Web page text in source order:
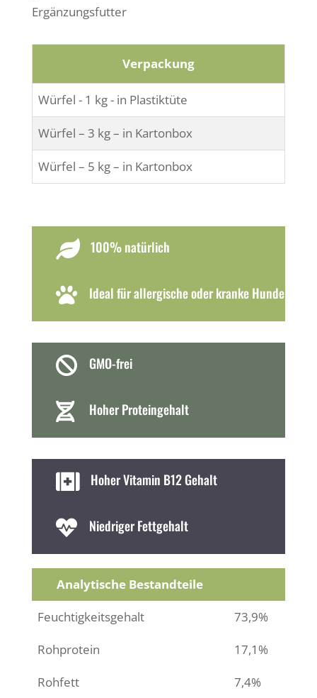
Ergänzungsfutter
Verpackung
Würfel - 1 kg - in Plastiktüte
Würfel – 3 kg – in Kartonbox
Würfel – 5 kg – in Kartonbox
 100% natürlich
 Ideal für allergische oder kranke Hunde
 GMO-frei
 Hoher Proteingehalt
 Hoher Vitamin B12 Gehalt
 Niedriger Fettgehalt
Analytische Bestandteile
Feuchtigkeitsgehalt
73,9%
Rohprotein
17,1%
Rohfett
7,4%